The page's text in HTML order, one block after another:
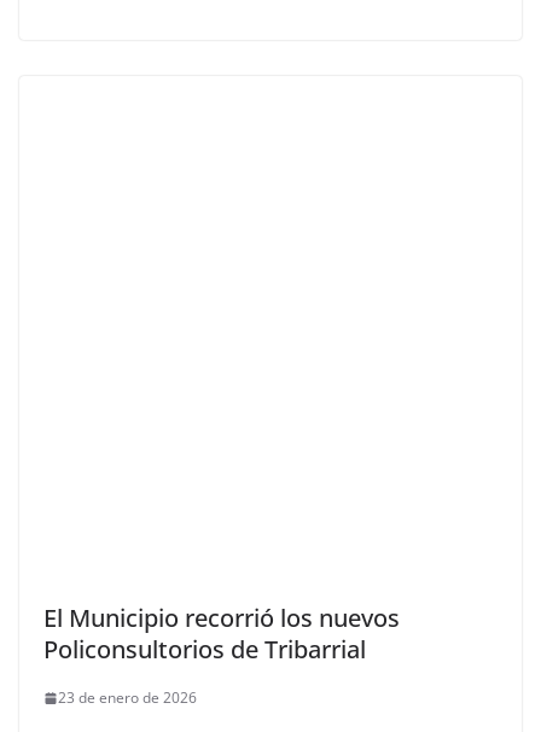
El Municipio recorrió los nuevos
Policonsultorios de Tribarrial
23 de enero de 2026